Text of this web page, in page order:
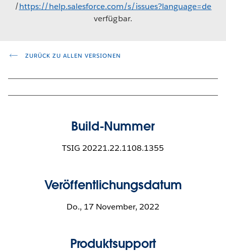
/https://help.salesforce.com/s/issues?language=de
verfügbar.
ZURÜCK ZU ALLEN VERSIONEN
Build-Nummer
TSIG 20221.22.1108.1355
Veröffentlichungsdatum
Do., 17 November, 2022
Produktsupport